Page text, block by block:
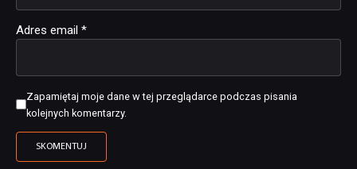
Adres email *
Zapamiętaj moje dane w tej przeglądarce podczas pisania
kolejnych komentarzy.